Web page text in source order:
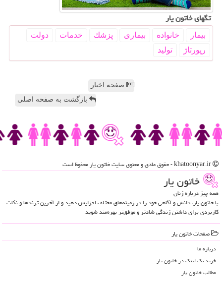
تگهای خاتون یار
بیمار خانواده بیماری پزشك خدمات
دولت
رپورتاژ
تولید
صفحه اخبار
بازگشت به صفحه اصلی
خاتون یار
همه چیز درباره زنان
با خاتون یار، دانش و آگاهی خود را در زمینه‌های مختلف افزایش دهید و از آخرین ترندها و نکات
کاربردی برای داشتن زندگی شادتر و موفق‌تر بهره‌مند شوید
صفحات خاتون یار
درباره ما
خرید بک لینک در خاتون یار
مطالب خاتون یار